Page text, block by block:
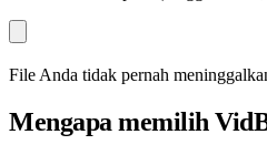
File Anda tidak pernah
Mengapa memilih